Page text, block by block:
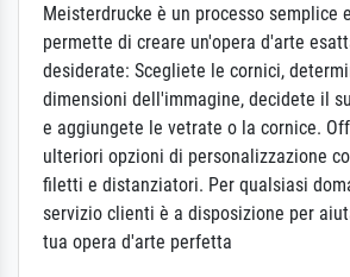
Meisterdrucke è un processo semplice
permette di creare un'opera d'arte
desiderate: Scegliete le cornici,
dimensioni dell'immagine, decidete il
e aggiungete le vetrate o la cornice.
ulteriori opzioni di personalizzazione
filetti e distanziatori. Per qualsiasi
servizio clienti è a disposizione per
tua opera d'arte perfetta